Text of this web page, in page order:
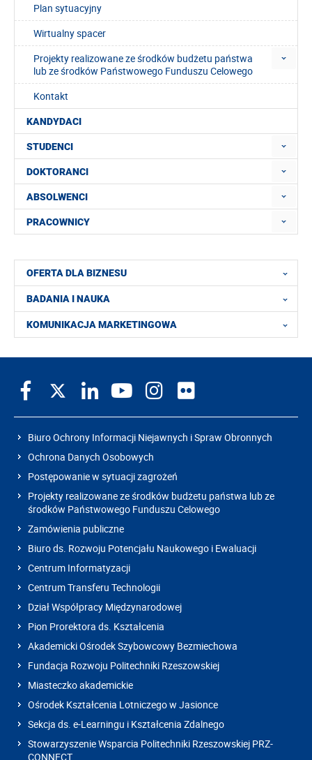
Plan sytuacyjny
Wirtualny spacer
Projekty realizowane ze środków budżetu państwa
lub ze środków Państwowego Funduszu Celowego
Kontakt
KANDYDACI
STUDENCI
DOKTORANCI
ABSOLWENCI
PRACOWNICY
OFERTA DLA BIZNESU
BADANIA I NAUKA
KOMUNIKACJA MARKETINGOWA
Biuro Ochrony Informacji Niejawnych i Spraw Obronnych
Ochrona Danych Osobowych
Postępowanie w sytuacji zagrożeń
Projekty realizowane ze środków budżetu państwa lub ze
środków Państwowego Funduszu Celowego
Zamówienia publiczne
Biuro ds. Rozwoju Potencjału Naukowego i Ewaluacji
Centrum Informatyzacji
Centrum Transferu Technologii
Dział Współpracy Międzynarodowej
Pion Prorektora ds. Kształcenia
Akademicki Ośrodek Szybowcowy Bezmiechowa
Fundacja Rozwoju Politechniki Rzeszowskiej
Miasteczko akademickie
Ośrodek Kształcenia Lotniczego w Jasionce
Sekcja ds. e-Learningu i Kształcenia Zdalnego
Stowarzyszenie Wsparcia Politechniki Rzeszowskiej PRZ-
CONNECT